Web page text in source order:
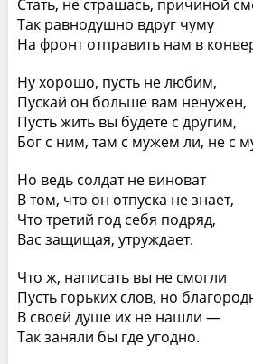
Стать, не страшась, причиной
Так равнодушно вдруг чуму
На фронт отправить нам в
Ну хорошо, пусть не любим,
Пускай он больше вам ненужен,
Пусть жить вы будете с другим,
Бог с ним, там с мужем ли, не с
Но ведь солдат не виноват
В том, что он отпуска не знает,
Что третий год себя подряд,
Вас защищая, утруждает.
Что ж, написать вы не смогли
Пусть горьких слов, но
В своей душе их не нашли —
Так заняли бы где угодно.